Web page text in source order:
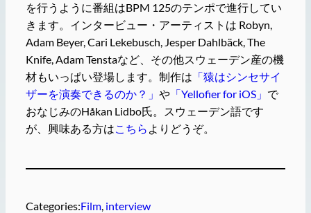
を行うように番組はBPM 125のテンポで進行してい
きます。インタービュー・アーティストは Robyn,
Adam Beyer, Cari Lekebusch, Jesper Dahlbäck, The
Knife, Adam Tenstaなど、その他スウェーデン産の機
材もいっぱい登場します。制作は 「猿はシンセサイ
ザーを演奏できるのか？」 や「Yellofier for iOS」 で
おなじみのHåkan Lidbo氏。スウェーデン語です
が、興味ある方は こちら よりどうぞ。
Categories:Film, interview